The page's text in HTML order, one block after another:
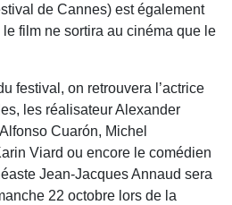
de Cannes) est également
film ne sortira au cinéma que le
festival, on retrouvera l’actrice
les réalisateur Alexander
Cuarón, Michel
Viard ou encore le comédien
Jean-Jacques Annaud sera
22 octobre lors de la